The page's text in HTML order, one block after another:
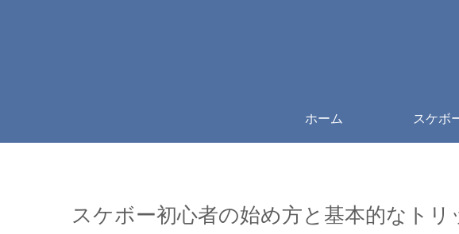
ホーム スケボ
スケボー初心者の始め方と基本的なトリ